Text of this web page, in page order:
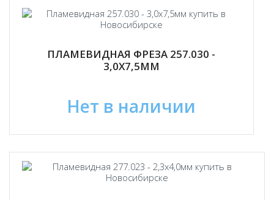
ПЛАМЕВИДНАЯ ФРЕЗА 257.030 -
3,0Х7,5ММ
Нет в наличии